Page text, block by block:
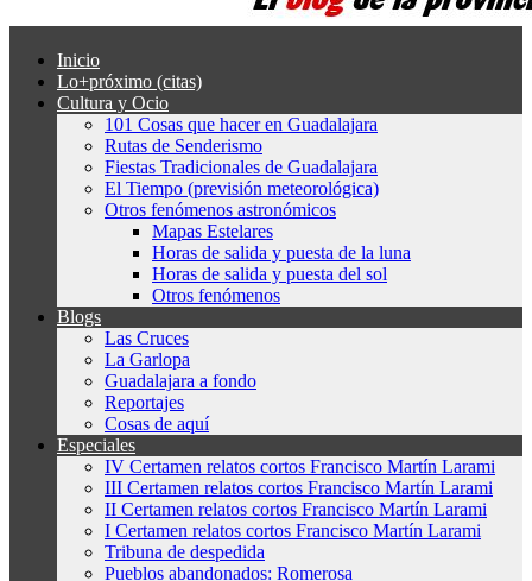
Inicio
Lo+próximo (citas)
Cultura y Ocio
101 Cosas que hacer en Guadalajara
Rutas de Senderismo
Fiestas Tradicionales de Guadalajara
El Tiempo (previsión meteorológica)
Otros fenómenos astronómicos
Mapas Estelares
Horas de salida y puesta de la luna
Horas de salida y puesta del sol
Otros fenómenos
Blogs
Las Cruces
La Garlopa
Guadalajara a fondo
Reportajes
Cosas de aquí
Especiales
IV Certamen relatos cortos Francisco Martín Larami
III Certamen relatos cortos Francisco Martín Larami
II Certamen relatos cortos Francisco Martín Larami
I Certamen relatos cortos Francisco Martín Larami
Tribuna de despedida
Pueblos abandonados: Romerosa